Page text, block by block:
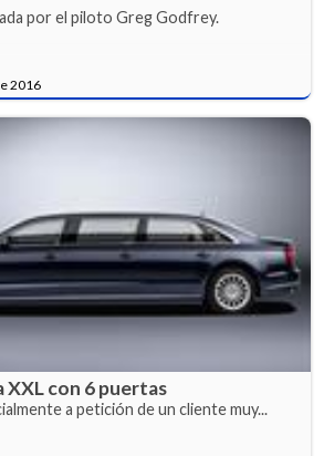
por el piloto Greg Godfrey.
2016
XXL con 6 puertas
a petición de un cliente muy...